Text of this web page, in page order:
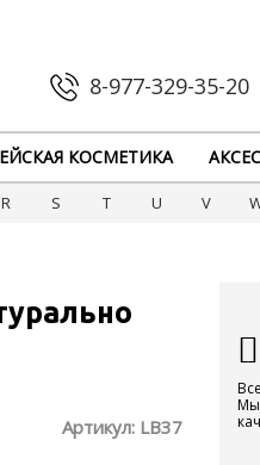
8-977-329-35-20
КОСМЕТИКА
R S T U V
Мы
Артикул: LB37